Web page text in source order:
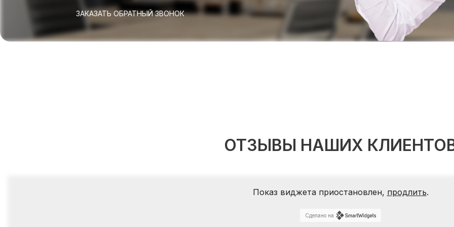
ЗАКАЗАТЬ ОБРАТНЫЙ ЗВОНОК
ОТЗЫВЫ НАШИХ
Показ виджета приостановлен, продлить.
Сделано на